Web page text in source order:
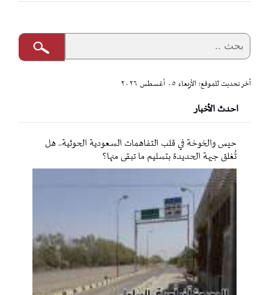
آخر تحديث للموقع: الأربعاء ٠٥ أغسطس ٢٠٢٦
احدث الأخبار
حيس والخوخة في قلب التفاهمات السعودية الحوثية.. هل
تُغلق جبهة الحديدة بتسليم ما تبقى منها؟